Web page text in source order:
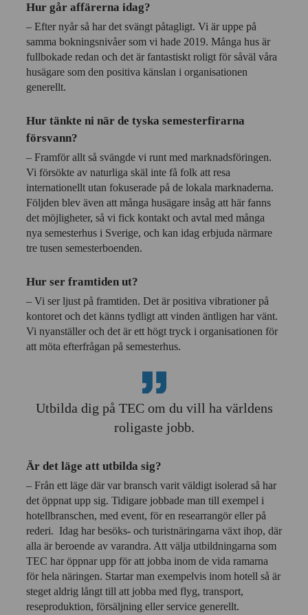
Hur går affärerna idag?
– Efter nyår så har det svängt påtagligt. Vi är uppe på
samma bokningsnivåer som vi hade 2019. Många hus är
fullbokade redan och det är fantastiskt roligt för såväl våra
husägare som den positiva känslan i organisationen
generellt.
Hur tänkte ni när de tyska semesterfirarna
försvann?
– Framför allt så svängde vi runt med marknadsföringen.
Vi försökte av naturliga skäl inte få folk att resa
internationellt utan fokuserade på de lokala marknaderna.
Följden blev även att många husägare insåg att här fanns
det möjligheter, så vi fick kontakt och avtal med många
nya semesterhus i Sverige, och kan idag erbjuda närmare
tre tusen semesterboenden.
Hur ser framtiden ut?
– Vi ser ljust på framtiden. Det är positiva vibrationer på
kontoret och det känns tydligt att vinden äntligen har vänt.
Vi nyanställer och det är ett högt tryck i organisationen för
att möta efterfrågan på semesterhus.
Utbilda dig på TEC om du vill ha världens
roligaste jobb.
Är det läge att utbilda sig?
– Från ett läge där var bransch varit väldigt isolerad så har
det öppnat upp sig. Tidigare jobbade man till exempel i
hotellbranschen, med event, för en researrangör eller på
rederi. Idag har besöks- och turistnäringarna växt ihop, där
alla är beroende av varandra. Att välja utbildningarna som
TEC har öppnar upp för att jobba inom de vida ramarna
för hela näringen. Startar man exempelvis inom hotell så är
steget aldrig långt till att jobba med flyg, transport,
reseproduktion, försäljning eller service generellt.